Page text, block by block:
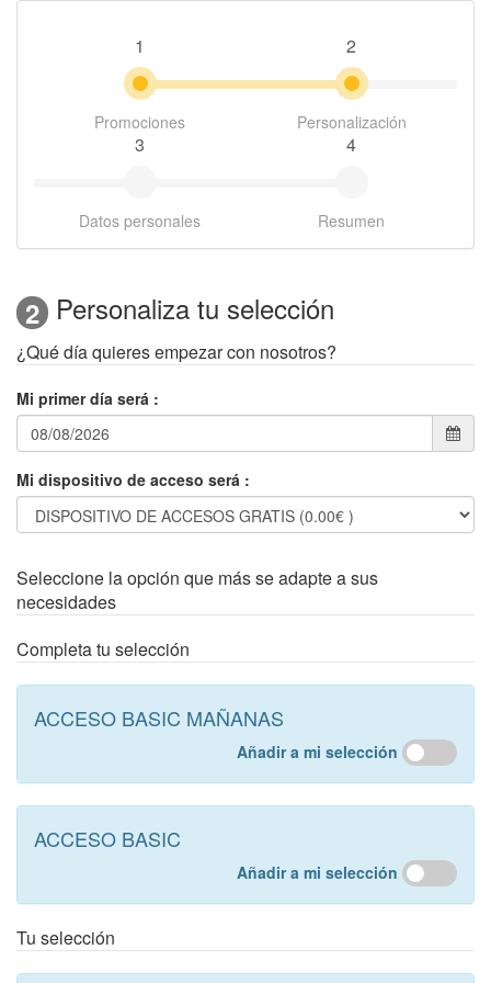
1
Promociones
2
Personalización
3
Datos personales
4
Resumen
2 Personaliza tu selección
¿Qué día quieres empezar con nosotros?
Mi primer día será :
Mi dispositivo de acceso será :
Seleccione la opción que más se adapte a sus
necesidades
Completa tu selección
ACCESO BASIC MAÑANAS
Añadir a mi selección
ACCESO BASIC
Añadir a mi selección
Tu selección